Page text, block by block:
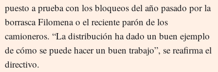
puesto a prueba con los bloqueos del año pasado por la
borrasca Filomena o el reciente parón de los
camioneros. “La distribución ha dado un buen ejemplo
de cómo se puede hacer un buen trabajo”, se reafirma el
directivo.